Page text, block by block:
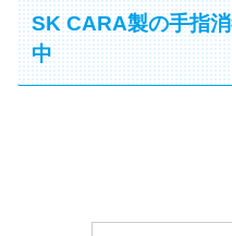
SK CARA製の手指
中